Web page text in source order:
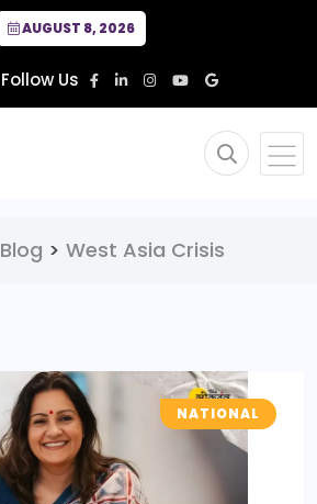
AUGUST 8, 2026
Follow Us
Blog > West Asia Crisis
NATIONAL